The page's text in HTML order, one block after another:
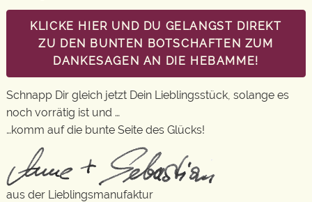
KLICKE HIER UND DU GELANGST DIREKT
ZU DEN BUNTEN BOTSCHAFTEN ZUM
DANKESAGEN AN DIE HEBAMME!
Schnapp Dir gleich jetzt Dein Lieblingsstück, solange es
noch vorrätig ist und …
…komm auf die bunte Seite des Glücks!
aus der Lieblingsmanufaktur